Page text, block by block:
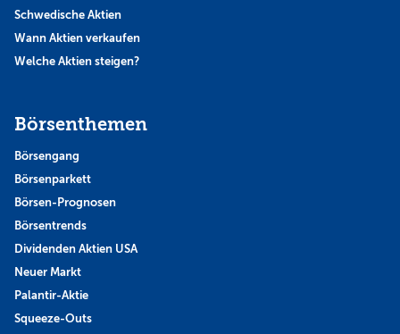
Schwedische Aktien
Wann Aktien verkaufen
Welche Aktien steigen?
Börsenthemen
Börsengang
Börsenparkett
Börsen-Prognosen
Börsentrends
Dividenden Aktien USA
Neuer Markt
Palantir-Aktie
Squeeze-Outs